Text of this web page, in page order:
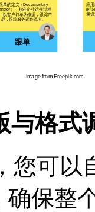
与格式
您可以
确保整